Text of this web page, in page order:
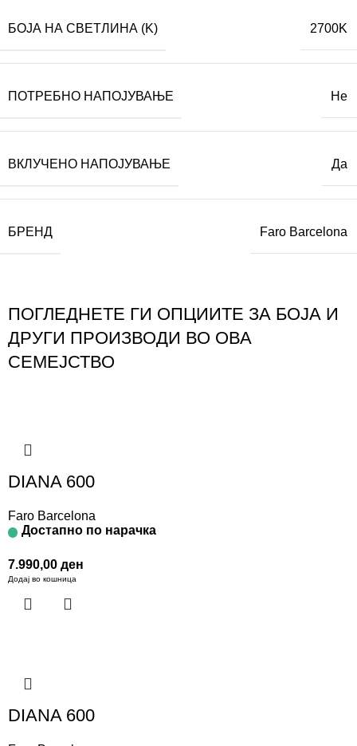
БОЈА НА СВЕТЛИНА (K) 2700K
ПОТРЕБНО НАПОЈУВАЊЕ Не
ВКЛУЧЕНО НАПОЈУВАЊЕ Да
БРЕНД Faro Barcelona
ПОГЛЕДНЕТЕ ГИ ОПЦИИТЕ ЗА БОЈА И
ДРУГИ ПРОИЗВОДИ ВО ОВА
СЕМЕЈСТВО
DIANA 600
Faro Barcelona
Достапно по нарачка
7.990,00 ден
Додај во кошница
DIANA 600